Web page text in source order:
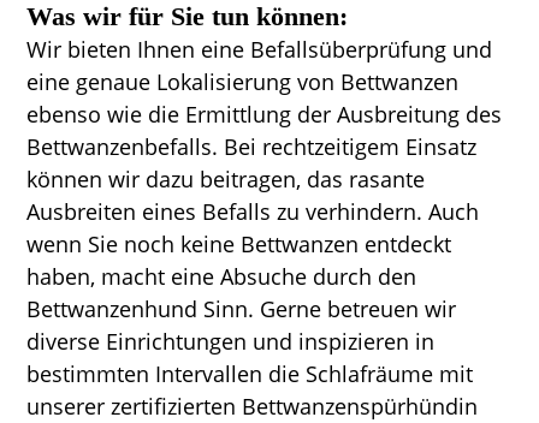
Was wir für Sie tun können:
Wir bieten Ihnen eine Befallsüberprüfung und
eine genaue Lokalisierung von Bettwanzen
ebenso wie die Ermittlung der Ausbreitung des
Bettwanzenbefalls. Bei rechtzeitigem Einsatz
können wir dazu beitragen, das rasante
Ausbreiten eines Befalls zu verhindern. Auch
wenn Sie noch keine Bettwanzen entdeckt
haben, macht eine Absuche durch den
Bettwanzenhund Sinn. Gerne betreuen wir
diverse Einrichtungen und inspizieren in
bestimmten Intervallen die Schlafräume mit
unserer zertifizierten Bettwanzenspürhündin